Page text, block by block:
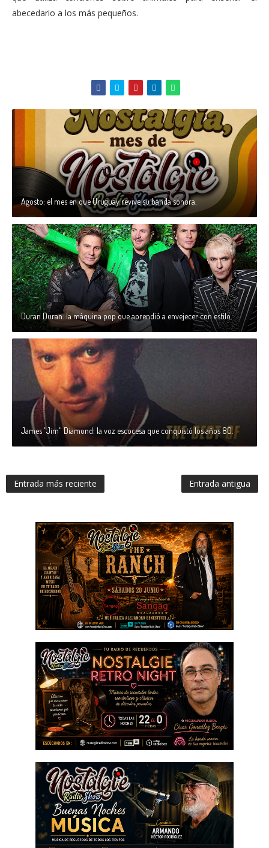
abecedario a los más pequeños.
Agosto: el mes en que Uruguay revive su banda sonora.
Duran Duran: la máquina pop que aprendió a envejecer con estilo.
James "Jim" Diamond: la voz escocesa que conquistó los años 80.
Entrada más reciente Entrada antigua